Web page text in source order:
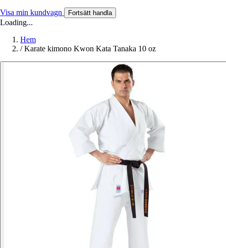
Visa min kundvagn Fortsätt handla
Loading...
Hem
/ Karate kimono Kwon Kata Tanaka 10 oz